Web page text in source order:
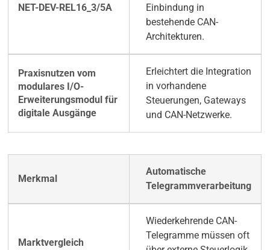
Einbindung in
bestehende CAN-
Architekturen.
Erleichtert die Integration
in vorhandene
Steuerungen, Gateways
und CAN-Netzwerke.
Automatische
Telegrammverarbeitung
Wiederkehrende CAN-
Telegramme müssen oft